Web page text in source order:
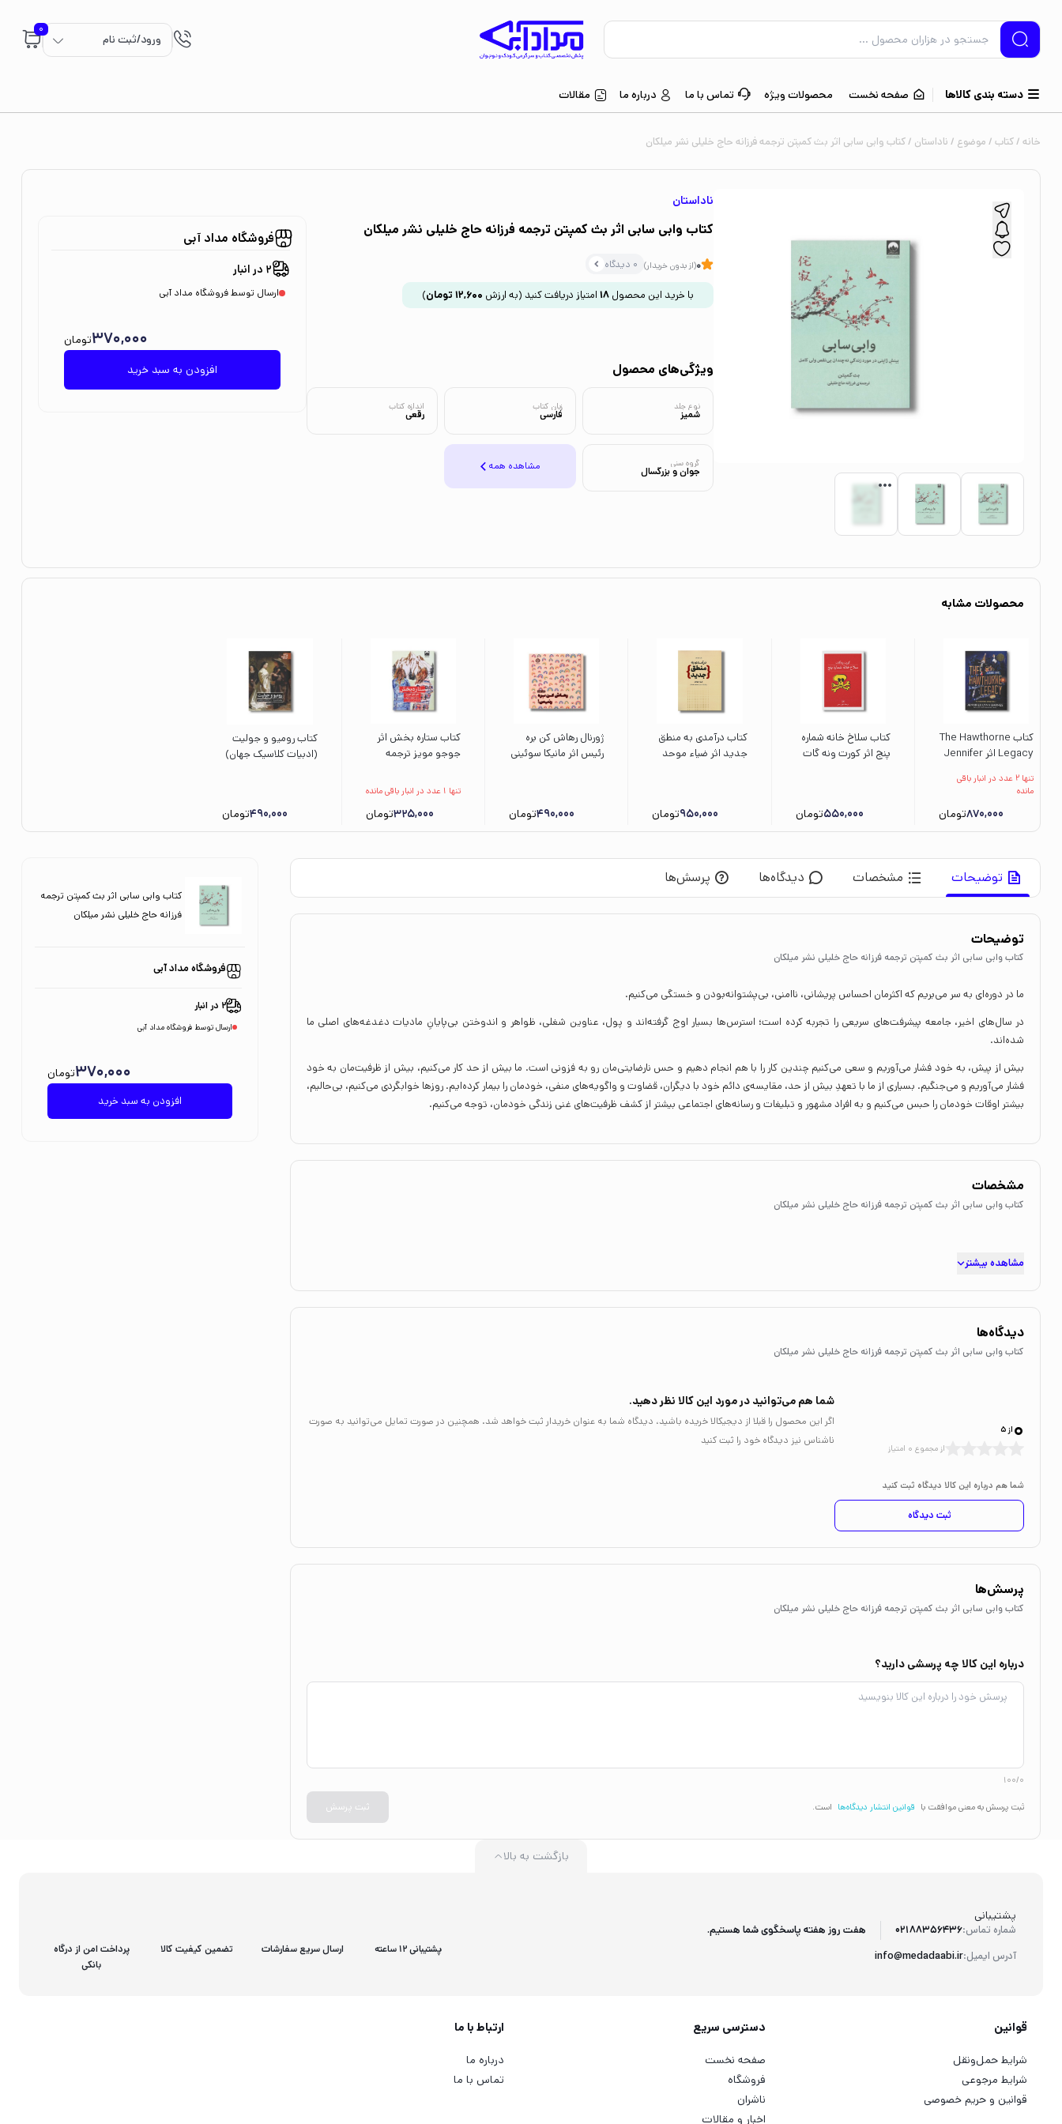
ورود/ثبت نام
0
دسته بندی کالاها صفحه نخست محصولات ویژه تماس با ما درباره ما مقالات
خانه/کتاب/ موضوع / ناداستان / کتاب وابی سابی اثر بث کمپتن ترجمه فرزانه حاج خلیلی نشر میلکان
ناداستان
کتاب وابی سابی اثر بث کمپتن ترجمه فرزانه حاج خلیلی نشر میلکان
0(از بدون خریدار) 0 دیدگاه
با خرید این محصول18 امتیاز دریافت کنید (به ارزش 12,600 تومان)
ویژگی‌های محصول
نوع جلد
شمیز
زبان کتاب
فارسی
اندازه کتاب
رقعی
گروه سنی
جوان و بزرگسال مشاهده همه
فروشگاه مداد آبی
2 در انبار
ارسال توسط فروشگاه مداد آبی
افزودن به سبد خرید
370,000تومان
محصولات مشابه
کتاب The Hawthorne
Legacy اثر Jennifer
تنها 2 عدد در انبار باقی
مانده
870,000تومان
کتاب سلاخ خانه شماره
پنج اثر کورت ونه گات
550,000تومان
کتاب درآمدی به منطق
جدید اثر ضیاء موحد
950,000تومان
ژورنال رهاش کن بره
رئیس اثر مانیکا سوئینی
490,000تومان
کتاب ستاره بخش اثر
جوجو مویز ترجمه
میلکان
تنها 1 عدد در انبار باقی مانده
325,000تومان
کتاب رومیو و جولیت
(ادبیات کلاسیک جهان)
490,000تومان
توضیحات مشخصات دیدگاه‌ها پرسش‌ها
توضیحات
کتاب وابی سابی اثر بث کمپتن ترجمه فرزانه حاج خلیلی نشر میلکان
ما در دوره‌ای به سر می‌بریم که اکثرمان احساس پریشانی، ناامنی، بی‌پشتوانه‌بودن و خستگی می‌کنیم.
در سال‌های اخیر، جامعه پیشرفت‌های سریعی را تجربه کرده است؛ استرس‌ها بسیار اوج گرفته‌اند و پول، عناوین شغلی، ظواهر و اندوختن بی‌پایانِ مادیات دغدغه‌های اصلی ما
شده‌اند.
بیش از پیش، به خود فشار می‌آوریم و سعی می‌کنیم چندین کار را با هم انجام دهیم و حس نارضایتی‌مان رو به ‌فزونی‌ است. ما بیش از حد کار می‌کنیم، بیش از ظرفیت‌مان به خود
فشار می‌آوریم و می‌جنگیم. بسیاری از ما با تعهدِ بیش از حد، مقایسه‌ی دائم خود با دیگران، قضاوت و واگویه‌های منفی، خودمان را بیمار کرده‌ایم. روزها خوابگردی می‌کنیم، بی‌حالیم،
بیشتر اوقات خودمان را حبس می‌کنیم و به افراد مشهور و تبلیغات و رسانه‌های اجتماعی بیشتر از کشف ظرفیت‌های غنی زندگی خودمان، توجه می‌کنیم.
مشخصات
کتاب وابی سابی اثر بث کمپتن ترجمه فرزانه حاج خلیلی نشر میلکان
مشاهده بیشتر
دیدگاه‌ها
کتاب وابی سابی اثر بث کمپتن ترجمه فرزانه حاج خلیلی نشر میلکان
0 از 5
از مجموع 0 امتیاز
شما هم درباره این کالا دیدگاه ثبت کنید
ثبت دیدگاه
شما هم می‌توانید در مورد این کالا نظر دهید.
اگر این محصول را قبلا از دیجیکالا خریده باشید، دیدگاه شما به عنوان خریدار ثبت خواهد شد. همچنین در صورت تمایل می‌توانید به صورت
ناشناس نیز دیدگاه خود را ثبت کنید
پرسش‌ها
کتاب وابی سابی اثر بث کمپتن ترجمه فرزانه حاج خلیلی نشر میلکان
درباره این کالا چه پرسشی دارید؟
100/0
ثبت پرسش به معنی موافقت با قوانین انتشار دیدگاه‌ها است. ثبت پرسش
کتاب وابی سابی اثر بث کمپتن ترجمه
فرزانه حاج خلیلی نشر میلکان
فروشگاه مداد آبی
2 در انبار
ارسال توسط فروشگاه مداد آبی
افزودن به سبد خرید
370,000تومان
پشتیبانی
شماره تماس:02188356436
آدرس ایمیل:info@medadaabi.ir
هفت روز هفته پاسخگوی شما هستیم.
بازگشت به بالا
پشتیبانی 12 ساعته ارسال سریع سفارشات تضمین کیفیت کالا
پرداخت امن از درگاه
بانکی
قوانین
شرایط حمل‌ونقل
شرایط مرجوعی
قوانین و حریم خصوصی
دسترسی سریع
صفحه نخست
فروشگاه
ناشران
اخبار و مقالات
ارتباط با ما
درباره ما
تماس با ما